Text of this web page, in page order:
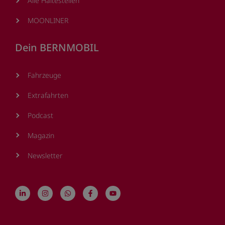
MOONLINER
Dein BERNMOBIL
Fahrzeuge
Extrafahrten
Podcast
Magazin
Newsletter